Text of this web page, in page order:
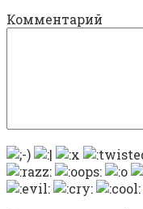
Комментарий